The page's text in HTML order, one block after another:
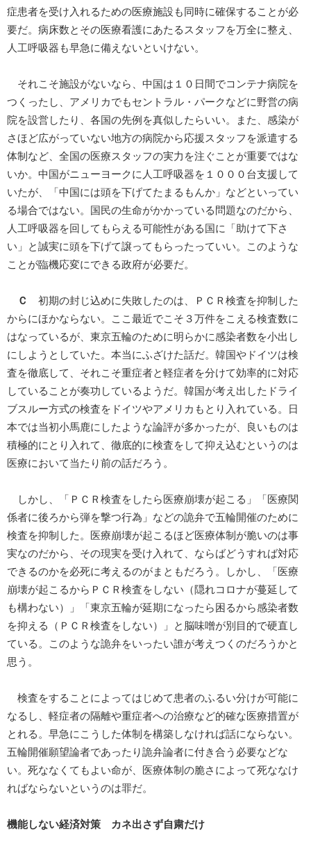
症患者を受け入れるための医療施設も同時に確保することが必
要だ。病床数とその医療看護にあたるスタッフを万全に整え、
人工呼吸器も早急に備えないといけない。
それこそ施設がないなら、中国は１０日間でコンテナ病院を
つくったし、アメリカでもセントラル・パークなどに野営の病
院を設営したり、各国の先例を真似したらいい。また、感染が
さほど広がっていない地方の病院から応援スタッフを派遣する
体制など、全国の医療スタッフの実力を注ぐことが重要ではな
いか。中国がニューヨークに人工呼吸器を１０００台支援して
いたが、「中国には頭を下げてたまるもんか」などといってい
る場合ではない。国民の生命がかかっている問題なのだから、
人工呼吸器を回してもらえる可能性がある国に「助けて下さ
い」と誠実に頭を下げて譲ってもらったっていい。このような
ことが臨機応変にできる政府が必要だ。
Ｃ
初期の封じ込めに失敗したのは、ＰＣＲ検査を抑制した
からにほかならない。ここ最近でこそ３万件をこえる検査数に
はなっているが、東京五輪のために明らかに感染者数を小出し
にしようとしていた。本当にふざけた話だ。韓国やドイツは検
査を徹底して、それこそ重症者と軽症者を分けて効率的に対応
していることが奏功しているようだ。韓国が考え出したドライ
ブスルー方式の検査をドイツやアメリカもとり入れている。日
本では当初小馬鹿にしたような論評が多かったが、良いものは
積極的にとり入れて、徹底的に検査をして抑え込むというのは
医療において当たり前の話だろう。
しかし、「ＰＣＲ検査をしたら医療崩壊が起こる」「医療関
係者に後ろから弾を撃つ行為」などの詭弁で五輪開催のために
検査を抑制した。医療崩壊が起こるほど医療体制が脆いのは事
実なのだから、その現実を受け入れて、ならばどうすれば対応
できるのかを必死に考えるのがまともだろう。しかし、「医療
崩壊が起こるからＰＣＲ検査をしない（隠れコロナが蔓延して
も構わない）」「東京五輪が延期になったら困るから感染者数
を抑える（ＰＣＲ検査をしない）」と脳味噌が別目的で硬直し
ている。このような詭弁をいったい誰が考えつくのだろうかと
思う。
検査をすることによってはじめて患者のふるい分けが可能に
なるし、軽症者の隔離や重症者への治療など的確な医療措置が
とれる。早急にこうした体制を構築しなければ話にならない。
五輪開催願望論者であったり詭弁論者に付き合う必要などな
い。死ななくてもよい命が、医療体制の脆さによって死ななけ
ればならないというのは罪だ。
機能しない経済対策 カネ出さず自粛だけ